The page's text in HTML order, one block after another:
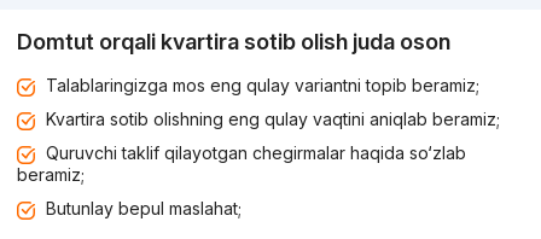
Domtut orqali kvartira sotib olish juda oson
Talablaringizga mos eng qulay variantni topib beramiz;
Kvartira sotib olishning eng qulay vaqtini aniqlab beramiz;
Quruvchi taklif qilayotgan chegirmalar haqida so‘zlab
beramiz;
Butunlay bepul maslahat;